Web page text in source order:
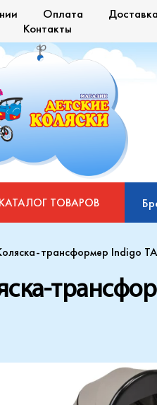
Оплата Доставка
Контакты
КАТАЛОГ ТОВАРОВ
трансформер Indigo